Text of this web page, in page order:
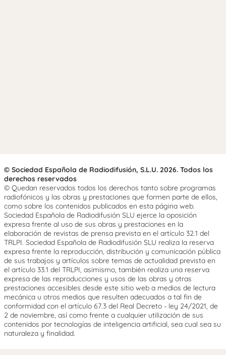
© Sociedad Española de Radiodifusión, S.L.U. 2026. Todos los
derechos reservados
© Quedan reservados todos los derechos tanto sobre programas
radiofónicos y las obras y prestaciones que formen parte de ellos,
como sobre los contenidos publicados en esta página web.
Sociedad Española de Radiodifusión SLU ejerce la oposición
expresa frente al uso de sus obras y prestaciones en la
elaboración de revistas de prensa prevista en el artículo 32.1 del
TRLPI. Sociedad Española de Radiodifusión SLU realiza la reserva
expresa frente la reproducción, distribución y comunicación pública
de sus trabajos y artículos sobre temas de actualidad prevista en
el artículo 33.1 del TRLPI, asimismo, también realiza una reserva
expresa de las reproducciones y usos de las obras y otras
prestaciones accesibles desde este sitio web a medios de lectura
mecánica u otros medios que resulten adecuados a tal fin de
conformidad con el artículo 67.3 del Real Decreto - ley 24/2021, de
2 de noviembre, así como frente a cualquier utilización de sus
contenidos por tecnologías de inteligencia artificial, sea cual sea su
naturaleza y finalidad.